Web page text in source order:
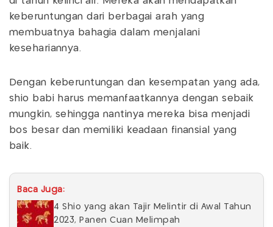
keberuntungan dari berbagai arah yang
membuatnya bahagia dalam menjalani
kesehariannya.
Dengan keberuntungan dan kesempatan yang ada,
shio babi harus memanfaatkannya dengan sebaik
mungkin, sehingga nantinya mereka bisa menjadi
bos besar dan memiliki keadaan finansial yang
baik.
Baca Juga:
4 Shio yang akan Tajir Melintir di Awal Tahun
2023, Panen Cuan Melimpah